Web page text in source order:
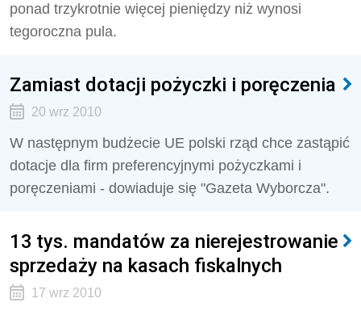
ponad trzykrotnie więcej pieniędzy niż wynosi
tegoroczna pula.
Zamiast dotacji pożyczki i poręczenia
20 wrz 2010
W następnym budżecie UE polski rząd chce zastąpić
dotacje dla firm preferencyjnymi pożyczkami i
poręczeniami - dowiaduje się "Gazeta Wyborcza".
13 tys. mandatów za nierejestrowanie
sprzedaży na kasach fiskalnych
17 wrz 2010